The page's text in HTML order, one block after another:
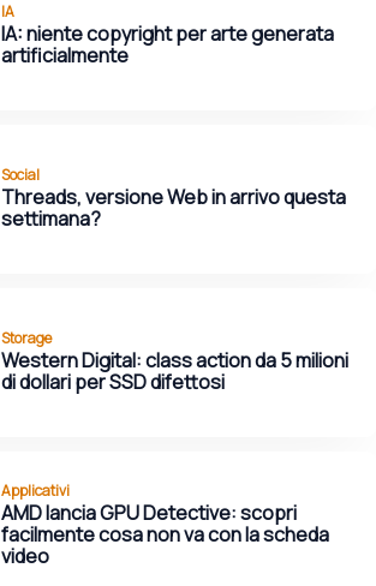
IA
IA: niente copyright per arte generata
artificialmente
Social
Threads, versione Web in arrivo questa
settimana?
Storage
Western Digital: class action da 5 milioni
di dollari per SSD difettosi
Applicativi
AMD lancia GPU Detective: scopri
facilmente cosa non va con la scheda
video